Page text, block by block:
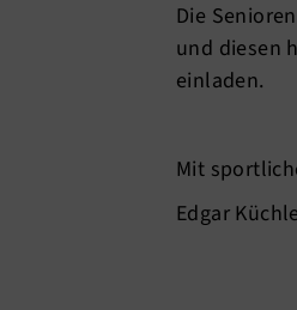
Die
und diesen
einladen.
Mit
Edgar